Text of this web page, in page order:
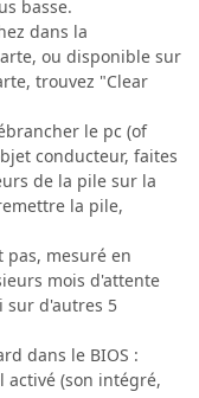
basse.
dans la
ou disponible sur
trouvez "Clear
le pc (of
conducteur, faites
de la pile sur la
la pile,
mesuré en
mois d'attente
sur d'autres 5
dans le BIOS :
activé (son intégré,